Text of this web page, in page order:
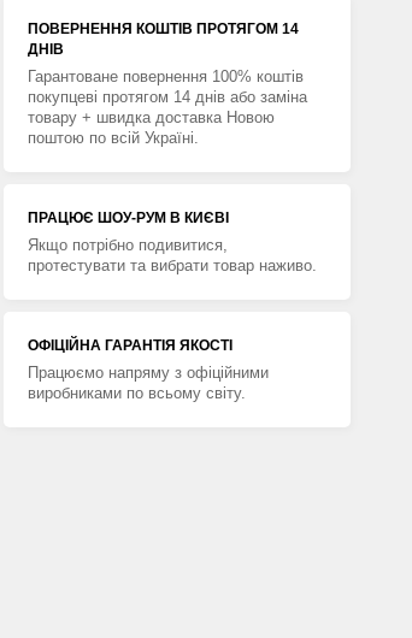
ПОВЕРНЕННЯ КОШТIВ ПРОТЯГОМ 14
ДНIВ
Гарантоване повернення 100% коштів
покупцеві протягом 14 днів або заміна
товару + швидка доставка Новою
поштою по всій Україні.
ПРАЦЮЄ ШОУ-РУМ В КИЄВІ
Якщо потрібно подивитися,
протестувати та вибрати товар наживо.
ОФІЦІЙНА ГАРАНТІЯ ЯКОСТІ
Працюємо напряму з офіційними
виробниками по всьому світу.